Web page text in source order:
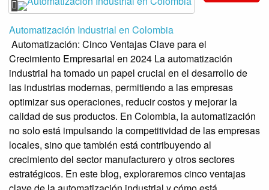
Automatización Industrial en Colombia
Automatización: Cinco Ventajas Clave para el
Crecimiento Empresarial en 2024 La automatización
industrial ha tomado un papel crucial en el desarrollo de
las industrias modernas, permitiendo a las empresas
optimizar sus operaciones, reducir costos y mejorar la
calidad de sus productos. En Colombia, la automatización
no solo está impulsando la competitividad de las empresas
locales, sino que también está contribuyendo al
crecimiento del sector manufacturero y otros sectores
estratégicos. En este blog, exploraremos cinco ventajas